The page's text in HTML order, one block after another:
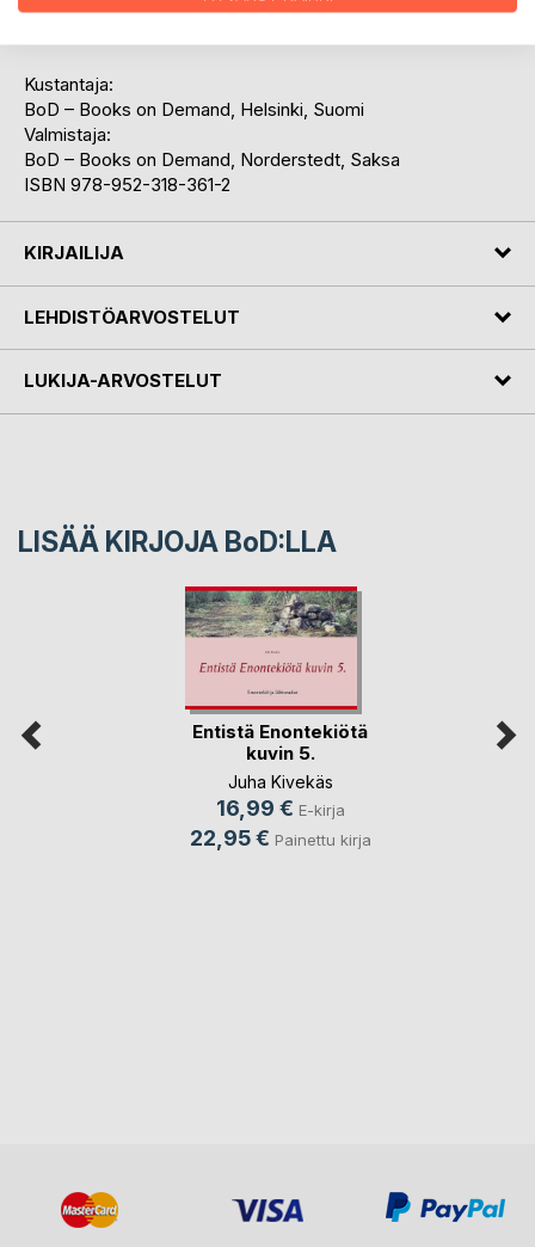
Kustantaja:
BoD – Books on Demand, Helsinki, Suomi
Valmistaja:
BoD – Books on Demand, Norderstedt, Saksa
ISBN 978-952-318-361-2
KIRJAILIJA
LEHDISTÖARVOSTELUT
LUKIJA-ARVOSTELUT
LISÄÄ KIRJOJA BoD:LLA
Entistä Enontekiötä
kuvin 5.
Juha Kivekäs
16,99 € E-kirja
22,95 € Painettu kirja